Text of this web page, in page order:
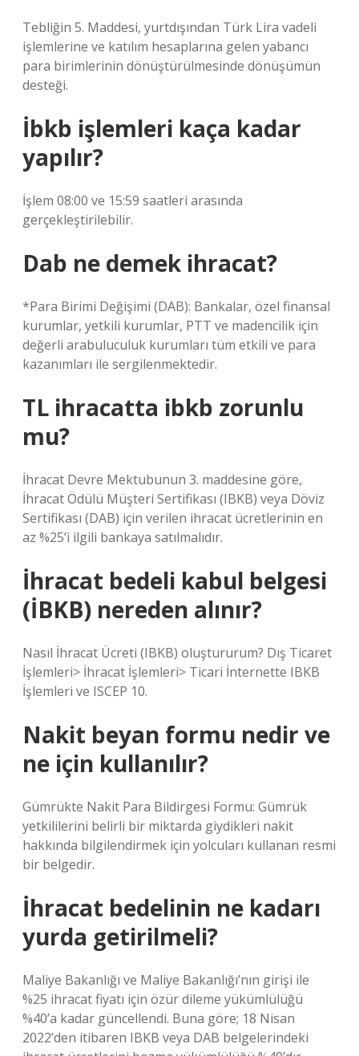
Tebliğin 5. Maddesi, yurtdışından Türk Lira vadeli
işlemlerine ve katılım hesaplarına gelen yabancı
para birimlerinin dönüştürülmesinde dönüşümün
desteği.
İbkb işlemleri kaça kadar
yapılır?
İşlem 08:00 ve 15:59 saatleri arasında
gerçekleştirilebilir.
Dab ne demek ihracat?
*Para Birimi Değişimi (DAB): Bankalar, özel finansal
kurumlar, yetkili kurumlar, PTT ve madencilik için
değerli arabuluculuk kurumları tüm etkili ve para
kazanımları ile sergilenmektedir.
TL ihracatta ibkb zorunlu
mu?
İhracat Devre Mektubunun 3. maddesine göre,
İhracat Ödülü Müşteri Sertifikası (IBKB) veya Döviz
Sertifikası (DAB) için verilen ihracat ücretlerinin en
az %25’i ilgili bankaya satılmalıdır.
İhracat bedeli kabul belgesi
(İBKB) nereden alınır?
Nasıl İhracat Ücreti (IBKB) oluştururum? Dış Ticaret
İşlemleri> İhracat İşlemleri> Ticari İnternette IBKB
İşlemleri ve ISCEP 10.
Nakit beyan formu nedir ve
ne için kullanılır?
Gümrükte Nakit Para Bildirgesi Formu: Gümrük
yetkililerini belirli bir miktarda giydikleri nakit
hakkında bilgilendirmek için yolcuları kullanan resmi
bir belgedir.
İhracat bedelinin ne kadarı
yurda getirilmeli?
Maliye Bakanlığı ve Maliye Bakanlığı’nın girişi ile
%25 ihracat fiyatı için özür dileme yükümlülüğü
%40’a kadar güncellendi. Buna göre; 18 Nisan
2022’den itibaren IBKB veya DAB belgelerindeki